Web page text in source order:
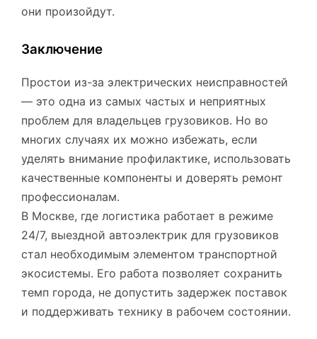
они произойдут.
Заключение
Простои из-за электрических неисправностей
— это одна из самых частых и неприятных
проблем для владельцев грузовиков. Но во
многих случаях их можно избежать, если
уделять внимание профилактике, использовать
качественные компоненты и доверять ремонт
профессионалам.
В Москве, где логистика работает в режиме
24/7, выездной автоэлектрик для грузовиков
стал необходимым элементом транспортной
экосистемы. Его работа позволяет сохранить
темп города, не допустить задержек поставок
и поддерживать технику в рабочем состоянии.